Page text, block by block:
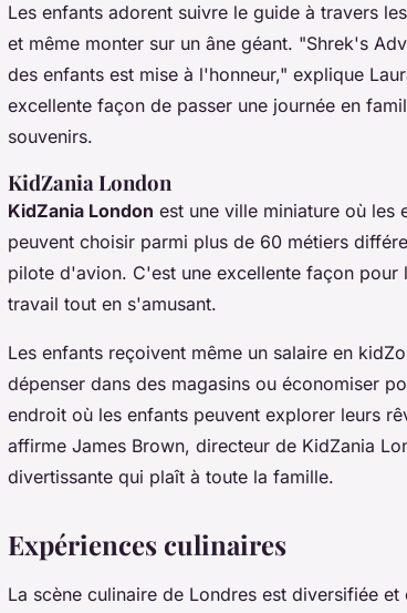
Les enfants adorent suivre le guide à travers
et même monter sur un âne géant. "Shrek's
des enfants est mise à l'honneur," explique
excellente façon de passer une journée en
souvenirs.
KidZania London
KidZania London est une ville miniature où les
peuvent choisir parmi plus de 60 métiers
pilote d'avion. C'est une excellente façon
travail tout en s'amusant.
Les enfants reçoivent même un salaire en
dépenser dans des magasins ou économiser
endroit où les enfants peuvent explorer leurs
affirme James Brown, directeur de KidZania
divertissante qui plaît à toute la famille.
Expériences culinaires
La scène culinaire de Londres est diversifiée